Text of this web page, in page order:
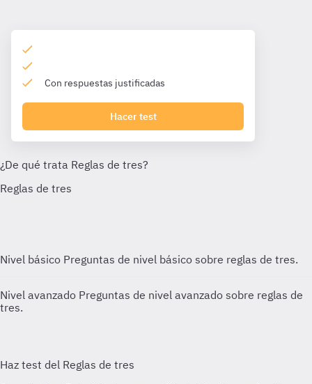
Con respuestas justificadas
Hacer test
Nivel básico Preguntas de nivel básico sobre reglas de tres.
Nivel avanzado Preguntas de nivel avanzado sobre reglas de
tres.